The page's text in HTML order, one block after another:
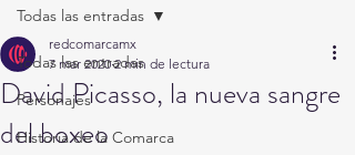
Todas las entradas
Personajes
Historia de la Comarca
Todas las entradas
David Picasso, la nueva sangre
del boxeo
redcomarcamx
7 mar 2020 2 min de lectura